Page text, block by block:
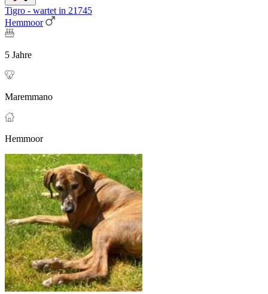
Tigro - wartet in 21745
Hemmoor
5 Jahre
Maremmano
Hemmoor